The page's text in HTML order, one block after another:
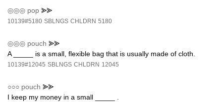
◎◎◎ pop ⪢⪢
10139#5180 SBLNGS CHLDRN 5180
◎◎◎ pouch ⪢⪢
A _____ is a small, flexible bag that is usually made of cloth.
10139#12045 SBLNGS CHLDRN 12045
○○○ pouch ⪢⪢
I keep my money in a small _____ .